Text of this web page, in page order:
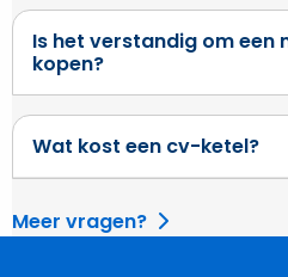
Is het verstandig om een
kopen?
Wat kost een cv-ketel?
Meer vragen?